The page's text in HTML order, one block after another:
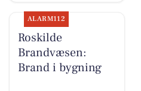
ALARM112
Roskilde
Brandvæsen:
Brand i bygning